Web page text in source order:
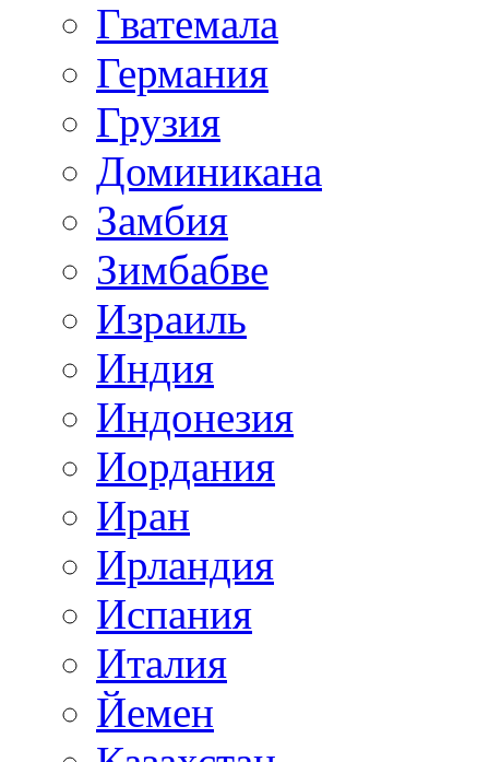
Гватемала
Германия
Грузия
Доминикана
Замбия
Зимбабве
Израиль
Индия
Индонезия
Иордания
Иран
Ирландия
Испания
Италия
Йемен